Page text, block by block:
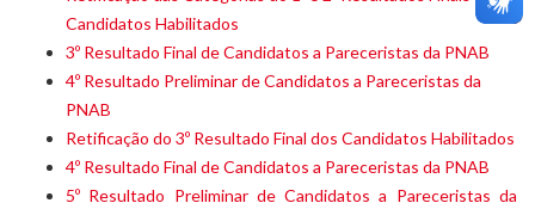
Candidatos Habilitados
3º Resultado Final de Candidatos a Pareceristas da PNAB
4º Resultado Preliminar de Candidatos a Pareceristas da
PNAB
Retificação do 3º Resultado Final dos Candidatos Habilitados
4º Resultado Final de Candidatos a Pareceristas da PNAB
5º Resultado Preliminar de Candidatos a Pareceristas da